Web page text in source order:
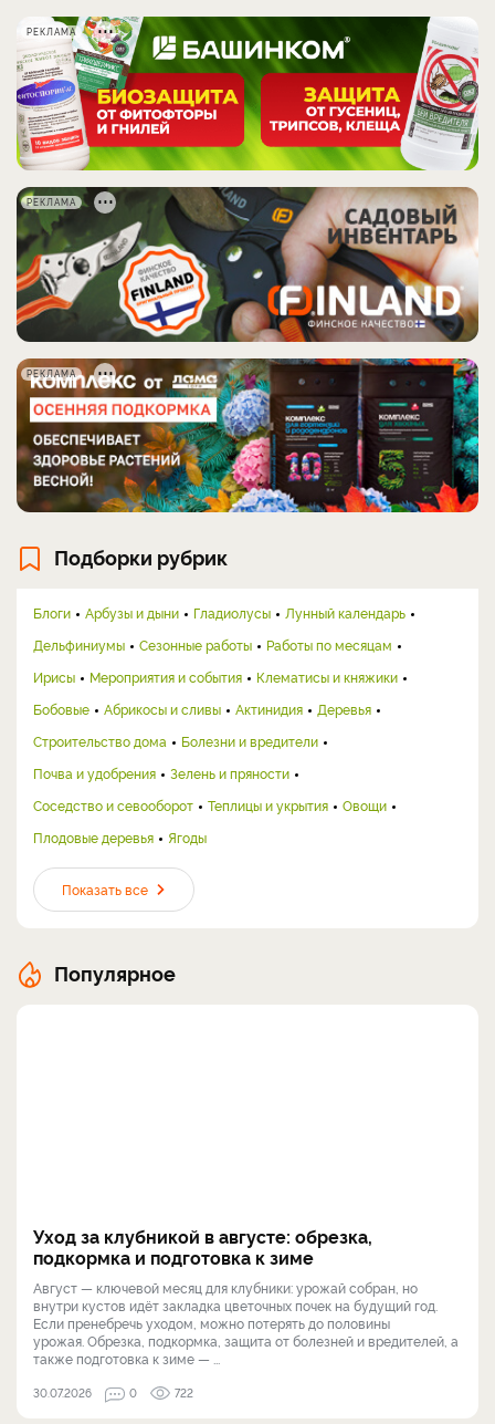
РЕКЛАМА
РЕКЛАМА
РЕКЛАМА
Подборки рубрик
Блоги Арбузы и дыни Гладиолусы
Лунный календарь
Дельфиниумы
Сезонные работы
Работы по месяцам
Ирисы
Мероприятия и события
Клематисы и княжики
Бобовые
Абрикосы и сливы Актинидия
Деревья
Строительство дома
Болезни и вредители
Почва и удобрения
Зелень и пряности
Соседство и севооборот
Теплицы и укрытия
Овощи
Плодовые деревья
Ягоды
Показать все
Популярное
Уход за клубникой в августе: обрезка,
подкормка и подготовка к зиме
Август — ключевой месяц для клубники: урожай собран, но
внутри кустов идёт закладка цветочных почек на будущий год.
Если пренебречь уходом, можно потерять до половины
урожая. Обрезка, подкормка, защита от болезней и вредителей, а
также подготовка к зиме — ...
30.07.2026 0 722